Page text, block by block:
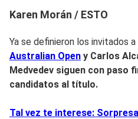
Karen Morán / ESTO
Ya se definieron los invitados
Australian Open y Carlos
Medvedev siguen con paso
candidatos al título.
Tal vez te interese: